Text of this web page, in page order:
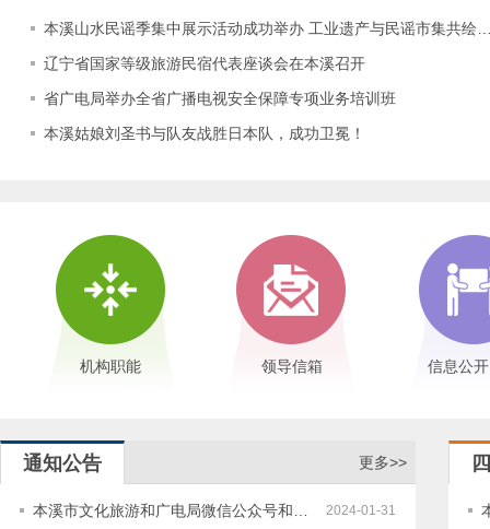
本溪山水民谣季集中展示活动成功举办 工业遗产与民谣市集共绘
辽宁省国家等级旅游民宿代表座谈会在本溪召开
省广电局举办全省广播电视安全保障专项业务培训班
本溪姑娘刘圣书与队友战胜日本队，成功卫冕！
机构职能 领导信箱 信息公
更多>>
通知公告
2024-01-31
本溪市文化旅游和广电局微信公众号和…